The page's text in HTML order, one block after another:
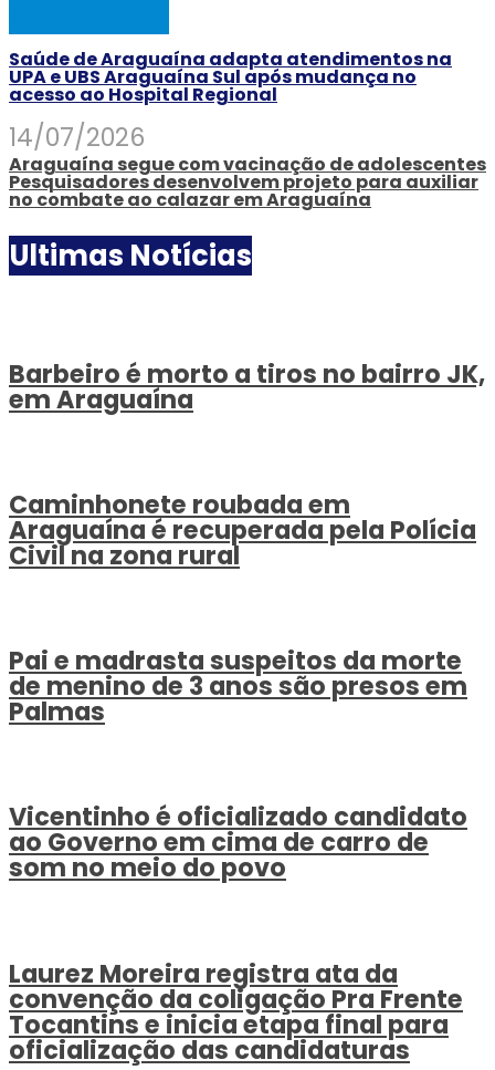
Saúde de Araguaína adapta atendimentos na
UPA e UBS Araguaína Sul após mudança no
acesso ao Hospital Regional
14/07/2026
Araguaína segue com vacinação de adolescentes
Pesquisadores desenvolvem projeto para auxiliar
no combate ao calazar em Araguaína
Ultimas Notícias
Barbeiro é morto a tiros no bairro JK,
em Araguaína
Caminhonete roubada em
Araguaína é recuperada pela Polícia
Civil na zona rural
Pai e madrasta suspeitos da morte
de menino de 3 anos são presos em
Palmas
Vicentinho é oficializado candidato
ao Governo em cima de carro de
som no meio do povo
Laurez Moreira registra ata da
convenção da coligação Pra Frente
Tocantins e inicia etapa final para
oficialização das candidaturas